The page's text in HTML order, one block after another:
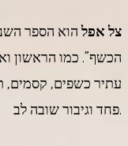
צל אפל הוא הספר
הכשף”. כמו הראשון
עתיר כשפים, קסמים,
פחד וגיבור שובה לב.